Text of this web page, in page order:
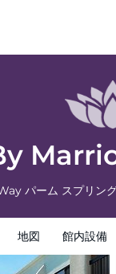
パーム スプリン
地図 館内設備